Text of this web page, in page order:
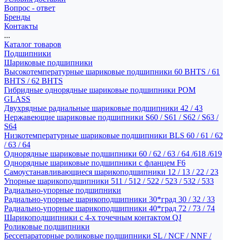
Вопрос - ответ
Бренды
Контакты
...
Каталог товаров
Подшипники
Шариковые подшипники
Высокотемпературные шариковые подшипники 60 BHTS / 61
BHTS / 62 BHTS
Гибридные однорядные шариковые подшипники POM
GLASS
Двухрядные радиальные шариковые подшипники 42 / 43
Нержавеющие шариковые подшипники S60 / S61 / S62 / S63 /
S64
Низкотемпературные шариковые подшипники BLS 60 / 61 / 62
/ 63 / 64
Однорядные шариковые подшипники 60 / 62 / 63 / 64 /618 /619
Однорядные шариковые подшипники с фланцем F6
Самоустанавливающиеся шарикоподшипники 12 / 13 / 22 / 23
Упорные шарикоподшипники 511 / 512 / 522 / 523 / 532 / 533
Радиально-упорные подшипники
Радиально-упорные шарикоподшипники 30*град 30 / 32 / 33
Радиально-упорные шарикоподшипники 40*град 72 / 73 / 74
Шарикоподшипники с 4-х точечным контактом QJ
Роликовые подшипники
Бессепараторные роликовые подшипники SL / NCF / NNF /